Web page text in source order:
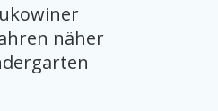
näher